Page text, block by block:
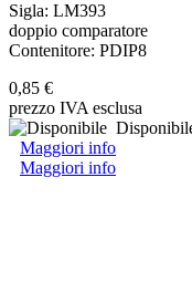
Sigla: LM393
doppio comparatore
Contenitore: PDIP8
0,85 €
prezzo IVA esclusa
Maggiori info
Maggiori info